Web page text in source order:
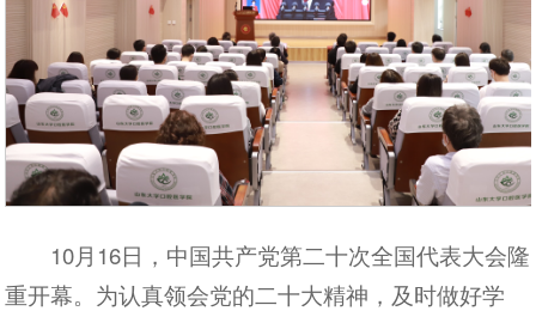
10月16日，中国共产党第二十次全国代表大会隆
重开幕。为认真领会党的二十大精神，及时做好学